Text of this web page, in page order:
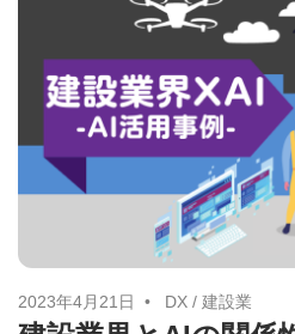
2023年4月21日 DX/ 建設業